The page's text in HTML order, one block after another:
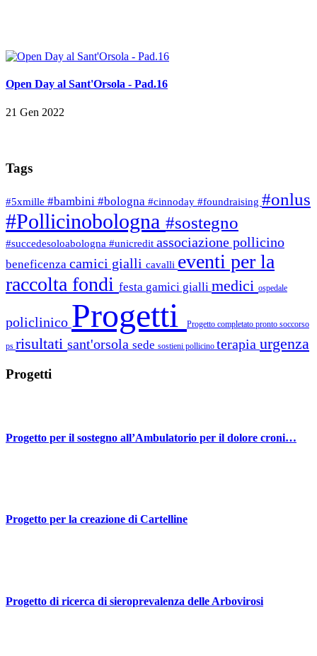
Open Day al Sant'Orsola - Pad.16
21 Gen 2022
Tags
#5xmille #bambini #bologna #cinnoday #foundraising #onlus
#Pollicinobologna #sostegno
#succedesoloabologna #unicredit associazione pollicino
beneficenza camici gialli cavalli eventi per la
raccolta fondi festa gamici gialli medici ospedale
policlinico Progetti Progetto completato pronto soccorso
ps risultati sant'orsola sede sostieni pollicino terapia urgenza
Progetti
Progetto per il sostegno all’Ambulatorio per il dolore croni…
Progetto per la creazione di Cartelline
Progetto di ricerca di sieroprevalenza delle Arbovirosi